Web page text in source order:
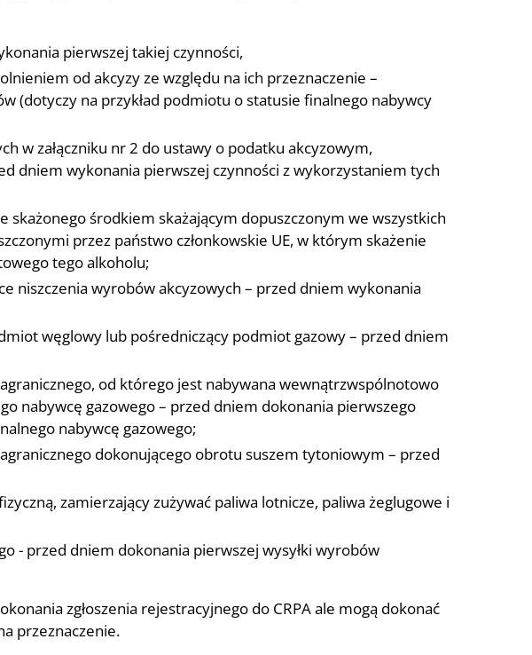
pierwszej takiej czynności,
od akcyzy ze względu na ich przeznaczenie –
(dotyczy na przykład podmiotu o statusie finalnego nabywcy
w załączniku nr 2 do ustawy o podatku akcyzowym,
dniem wykonania pierwszej czynności z wykorzystaniem tych
środkiem skażającym dopuszczonym we wszystkich
przez państwo członkowskie UE, w którym skażenie
tego alkoholu;
niszczenia wyrobów akcyzowych – przed dniem wykonania
węglowy lub pośredniczący podmiot gazowy – przed dniem
od którego jest nabywana wewnątrzwspólnotowo
nabywcę gazowego – przed dniem dokonania pierwszego
nabywcę gazowego;
dokonującego obrotu suszem tytoniowym – przed
zamierzający zużywać paliwa lotnicze, paliwa żeglugowe i
- przed dniem dokonania pierwszej wysyłki wyrobów
zgłoszenia rejestracyjnego do CRPA ale mogą dokonać
przeznaczenie.